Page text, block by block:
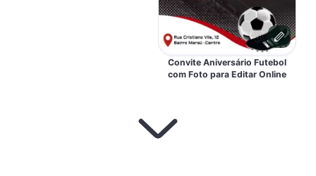
Convite Aniversário Futebol
com Foto para Editar Online